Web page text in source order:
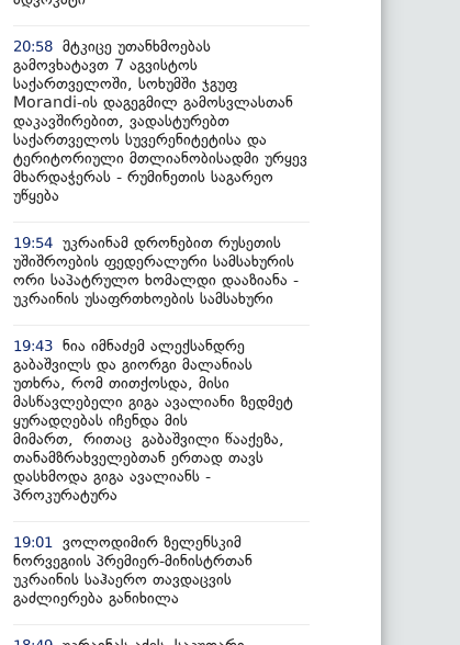
20:58 მტკიცე უთანხმოებას
გამოვხატავთ 7 აგვისტოს
საქართველოში, სოხუმში ჯგუფ
Morandi-ის დაგეგმილ გამოსვლასთან
დაკავშირებით, ვადასტურებთ
საქართველოს სუვერენიტეტისა და
ტერიტორიული მთლიანობისადმი ურყევ
მხარდაჭერას - რუმინეთის საგარეო
უწყება
19:54 უკრაინამ დრონებით რუსეთის
უშიშროების ფედერალური სამსახურის
ორი საპატრულო ხომალდი დააზიანა -
უკრაინის უსაფრთხოების სამსახური
19:43 ნია იმნაძემ ალექსანდრე
გაბაშვილს და გიორგი მალანიას
უთხრა, რომ თითქოსდა, მისი
მასწავლებელი გიგა ავალიანი ზედმეტ
ყურადღებას იჩენდა მის
მიმართ, რითაც გაბაშვილი წააქეზა,
თანამზრახველებთან ერთად თავს
დასხმოდა გიგა ავალიანს -
პროკურატურა
19:01
ვოლოდიმირ ზელენსკიმ
ნორვეგიის პრემიერ-მინისტრთან
უკრაინის საჰაერო თავდაცვის
გაძლიერება განიხილა